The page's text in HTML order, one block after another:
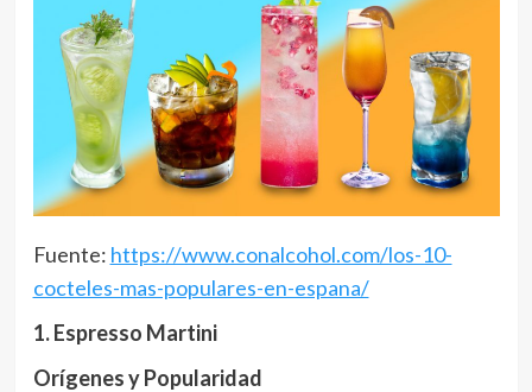
Fuente: https://www.conalcohol.com/los-10-
cocteles-mas-populares-en-espana/
1. Espresso Martini
Orígenes y Popularidad